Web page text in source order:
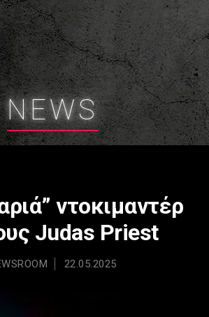
NEWS
ντοκιμαντέρ
Judas Priest
22.05.2025